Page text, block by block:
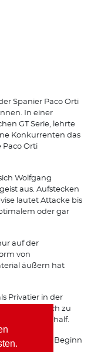
Spanier Paco Orti
In einer
GT Serie, lehrte
Konkurrenten das
Paco Orti
Wolfgang
aus. Aufstecken
lautet Attacke bis
oder gar
auf der
von
äußern hat
Privatier in der
Ihm schließlich zu
Schübel verhalf.
Porsche zu Beginn